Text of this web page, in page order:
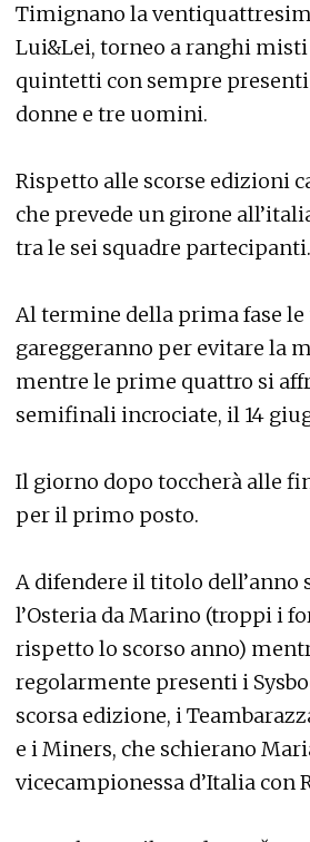
Timignano la
Lui&Lei, torneo a ranghi
quintetti con sempre
donne e tre uomini.
Rispetto alle scorse edizioni
che prevede un girone
tra le sei squadre partecipanti.
Al termine della prima fase
gareggeranno per evitare la
mentre le prime quattro si
semifinali incrociate, il 14
Il giorno dopo toccherà alle
per il primo posto.
A difendere il titolo dell’anno
l’Osteria da Marino (troppi i
rispetto lo scorso anno)
regolarmente presenti i
scorsa edizione, i
e i Miners, che schierano
vicecampionessa d’Italia con